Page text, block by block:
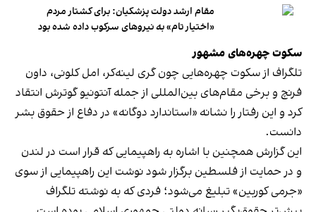
مقام ارشد دولت پزشکیان: برای کشتار مردم
«اختیار تام» به نیروهای سرکوب داده شده بود
سکوت چهره‌های مشهور
تلگراف از سکوت چهره‌هایی چون گری لینه‌کر، امل کلونی، داون
فرنچ و برخی مقام‌های بین‌المللی از جمله آنتونیو گوترش انتقاد
کرد و این رفتار را نشانه «استاندارد دوگانه» در دفاع از حقوق بشر
دانست.
این گزارش همچنین با اشاره به راهپیمایی که قرار است در لندن
و در حمایت از فلسطین برگزار شود نوشت این راهپیمایی از سوی
«جرمی کوربین» تبلیغ می‌شود؛ فردی که به نوشته تلگراف